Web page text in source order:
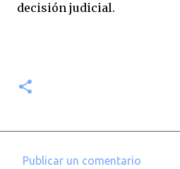
decisión judicial.
Publicar un comentario